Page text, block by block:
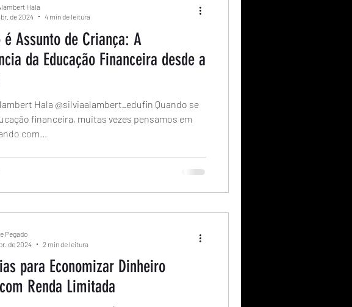
é Assunto de Criança: A
da Educação Financeira desde a
Hala @silviaalambert_edufin Quando se
financeira, muitas vezes pensamos em
com...
Hala
de 2024
4 min de leitura
para Economizar Dinheiro
Renda Limitada
Pegado
de 2024
2 min de leitura